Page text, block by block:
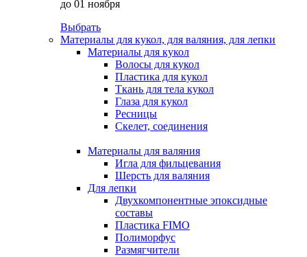
до 01 ноября
Выбрать
Материалы для кукол, для валяния, для лепки
Материалы для кукол
Волосы для кукол
Пластика для кукол
Ткань для тела кукол
Глаза для кукол
Ресницы
Скелет, соединения
Материалы для валяния
Игла для фильцевания
Шерсть для валяния
Для лепки
Двухкомпонентные эпоксидные
составы
Пластика FIMO
Полиморфус
Размягчители